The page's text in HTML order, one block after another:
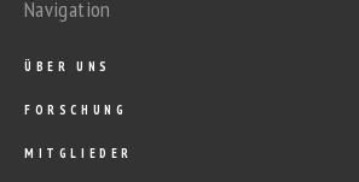
Navigation
ÜBER UNS
FORSCHUNG
MITGLIEDER